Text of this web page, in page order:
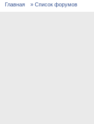
Главная » Список форумов